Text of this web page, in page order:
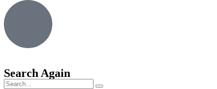
Search Again